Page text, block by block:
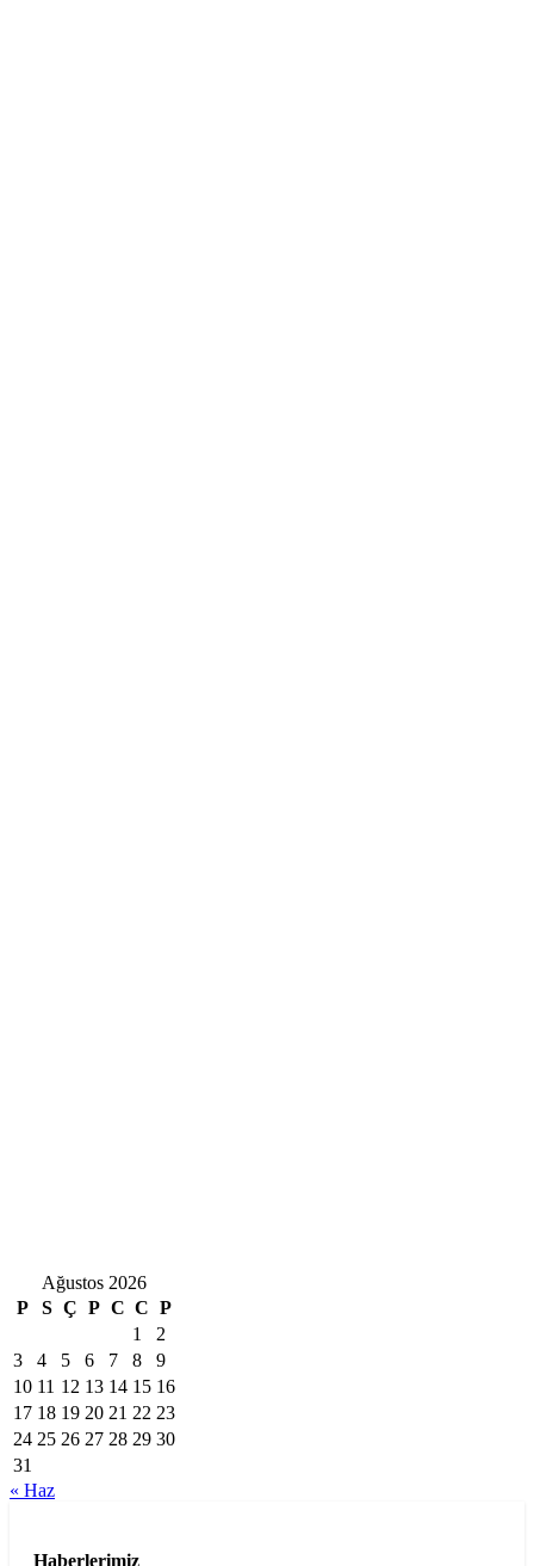
Ağustos 2026
P
S Ç P C C P
1
2
3
4 5 6 7 8
9
10 11 12 13 14 15 16
17 18 19 20 21 22 23
24 25 26 27 28 29 30
31
« Haz
Haberlerimiz